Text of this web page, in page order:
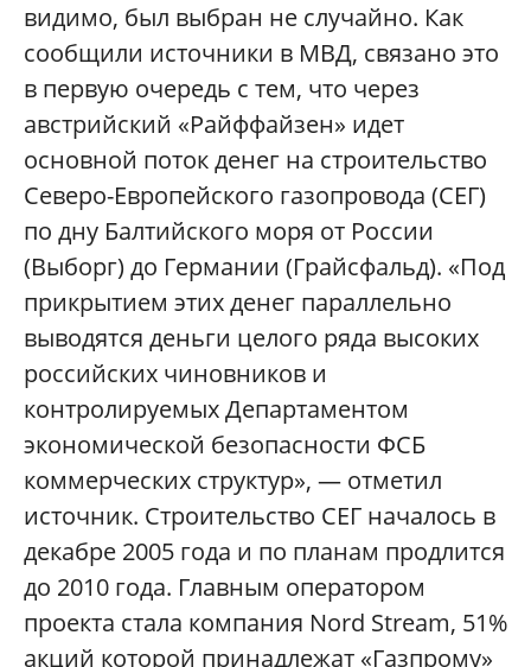
видимо, был выбран не случайно. Как
сообщили источники в МВД, связано это
в первую очередь с тем, что через
австрийский «Райффайзен» идет
основной поток денег на строительство
Северо-Европейского газопровода (СЕГ)
по дну Балтийского моря от России
(Выборг) до Германии (Грайсфальд). «Под
прикрытием этих денег параллельно
выводятся деньги целого ряда высоких
российских чиновников и
контролируемых Департаментом
экономической безопасности ФСБ
коммерческих структур», — отметил
источник. Строительство СЕГ началось в
декабре 2005 года и по планам продлится
до 2010 года. Главным оператором
проекта стала компания Nord Stream, 51%
акций которой принадлежат «Газпрому»